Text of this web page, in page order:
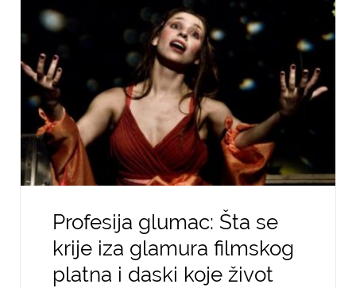
Profesija glumac: Šta se
krije iza glamura filmskog
platna i daski koje život